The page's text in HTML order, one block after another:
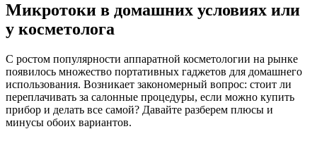
Микротоки в домашних условиях или
у косметолога
С ростом популярности аппаратной косметологии на рынке
появилось множество портативных гаджетов для домашнего
использования. Возникает закономерный вопрос: стоит ли
переплачивать за салонные процедуры, если можно купить
прибор и делать все самой? Давайте разберем плюсы и
минусы обоих вариантов.